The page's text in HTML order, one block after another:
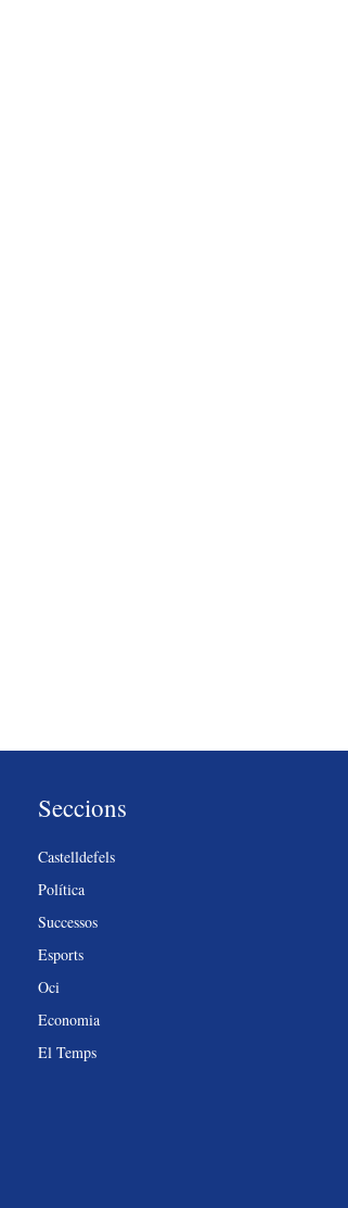
Seccions
Castelldefels
Política
Successos
Esports
Oci
Economia
El Temps